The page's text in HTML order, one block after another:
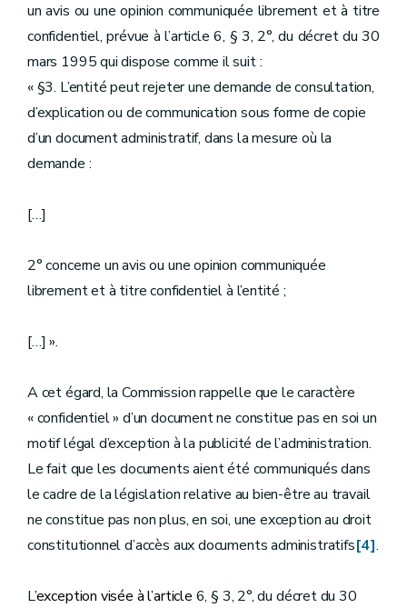
un avis ou une opinion communiquée librement et à titre
confidentiel, prévue à l’article 6, § 3, 2°, du décret du 30
mars 1995 qui dispose comme il suit :
« §3. L’entité peut rejeter une demande de consultation,
d’explication ou de communication sous forme de copie
d’un document administratif, dans la mesure où la
demande :
[…]
2° concerne un avis ou une opinion communiquée
librement et à titre confidentiel à l’entité ;
[…] ».
A cet égard, la Commission rappelle que le caractère
« confidentiel » d’un document ne constitue pas en soi un
motif légal d’exception à la publicité de l’administration.
Le fait que les documents aient été communiqués dans
le cadre de la législation relative au bien-être au travail
ne constitue pas non plus, en soi, une exception au droit
constitutionnel d’accès aux documents administratifs[4].
L’exception visée à l’article 6, § 3, 2°, du décret du 30